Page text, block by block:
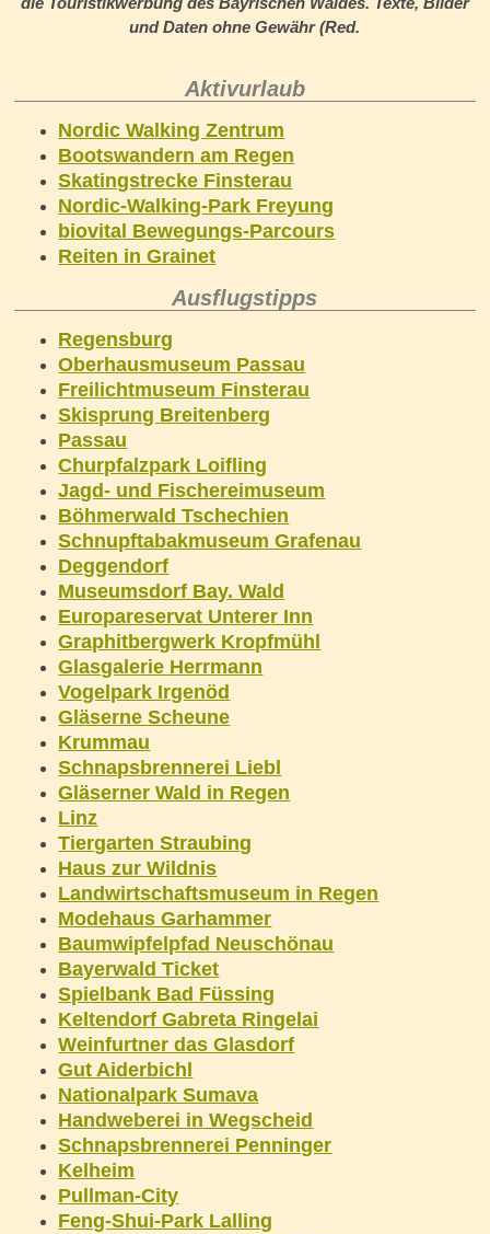
und Daten ohne Gewähr (Red.
Aktivurlaub
Nordic Walking Zentrum
Bootswandern am Regen
Skatingstrecke Finsterau
Nordic-Walking-Park Freyung
biovital Bewegungs-Parcours
Reiten in Grainet
Ausflugstipps
Regensburg
Oberhausmuseum Passau
Freilichtmuseum Finsterau
Skisprung Breitenberg
Passau
Churpfalzpark Loifling
Jagd- und Fischereimuseum
Böhmerwald Tschechien
Schnupftabakmuseum Grafenau
Deggendorf
Museumsdorf Bay. Wald
Europareservat Unterer Inn
Graphitbergwerk Kropfmühl
Glasgalerie Herrmann
Vogelpark Irgenöd
Gläserne Scheune
Krummau
Schnapsbrennerei Liebl
Gläserner Wald in Regen
Linz
Tiergarten Straubing
Haus zur Wildnis
Landwirtschaftsmuseum in Regen
Modehaus Garhammer
Baumwipfelpfad Neuschönau
Bayerwald Ticket
Spielbank Bad Füssing
Keltendorf Gabreta Ringelai
Weinfurtner das Glasdorf
Gut Aiderbichl
Nationalpark Sumava
Handweberei in Wegscheid
Schnapsbrennerei Penninger
Kelheim
Pullman-City
Feng-Shui-Park Lalling